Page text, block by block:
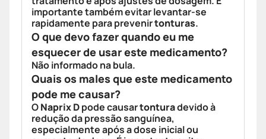
importante também evitar levantar-se
rapidamente para prevenirtonturas.
O que devo fazer quando eu me
esquecer de usar este medicamento?
Não informado na bula.
Quais os males que este medicamento
pode me causar?
ONaprix Dpode causartonturadevido à
redução da pressão sanguínea,
especialmente após a dose inicial ou